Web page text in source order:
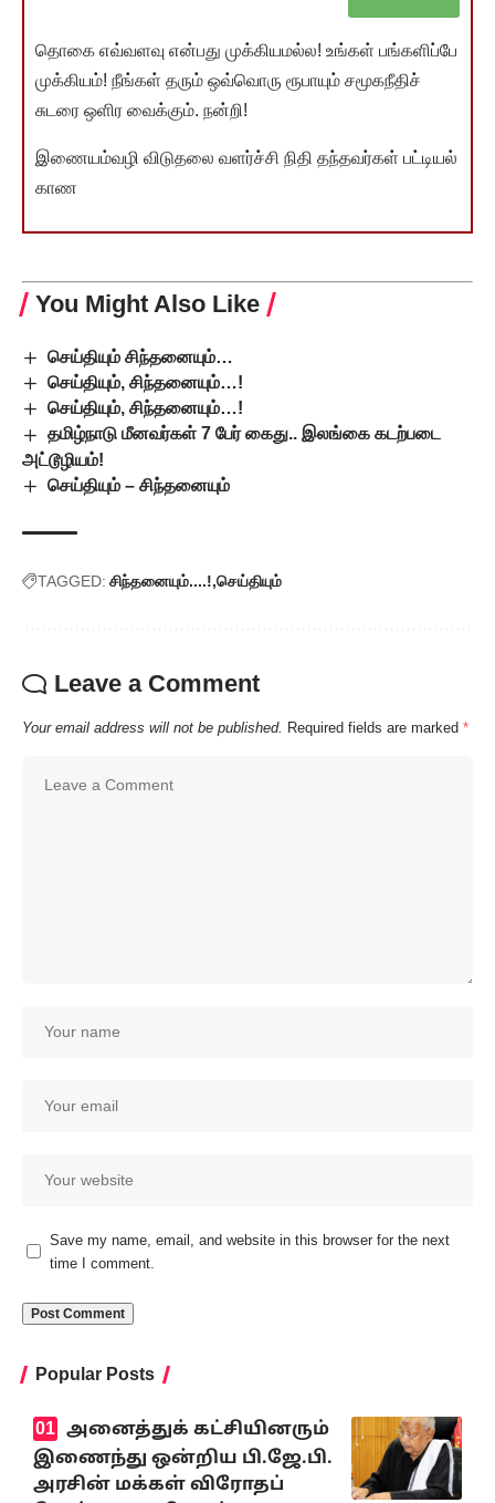
தொகை எவ்வளவு என்பது முக்கியமல்ல! உங்கள் பங்களிப்பே
முக்கியம்! நீங்கள் தரும் ஒவ்வொரு ரூபாயும் சமூகநீதிச்
சுடரை ஒளிர வைக்கும். நன்றி!
இணையம்வழி விடுதலை வளர்ச்சி நிதி தந்தவர்கள் பட்டியல்
காண
You Might Also Like
செய்தியும் சிந்தனையும்…
செய்தியும், சிந்தனையும்…!
செய்தியும், சிந்தனையும்…!
தமிழ்நாடு மீனவர்கள் 7 பேர் கைது.. இலங்கை கடற்படை
அட்டூழியம்!
செய்தியும் – சிந்தனையும்
TAGGED: சிந்தனையும்....! செய்தியும்
Leave a Comment
Your email address will not be published. Required fields are marked *
Save my name, email, and website in this browser for the next
time I comment.
Popular Posts
அனைத்துக் கட்சியினரும்
இணைந்து ஒன்றிய பி.ஜே.பி.
அரசின் மக்கள் விரோதப்